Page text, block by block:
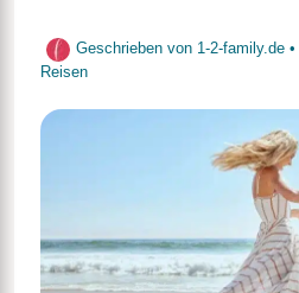
Geschrieben von 1-2-family.de •
Reisen